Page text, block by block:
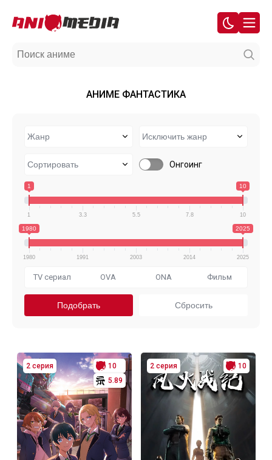
АНИМЕ ФАНТАСТИКА
Онгоинг
1 10
1 3.3 5.5 7.8 10
1980 2025
1980 1991 2003 2014 2025
TV сериал OVA ONA Фильм
2 серия
10
5.89
2 серия 10